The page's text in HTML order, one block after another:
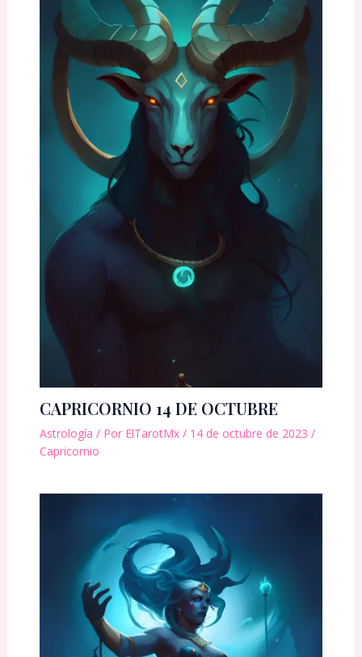
CAPRICORNIO 14 DE OCTUBRE
Astrología / Por ElTarotMx / 14 de octubre de 2023 /
Capricornio